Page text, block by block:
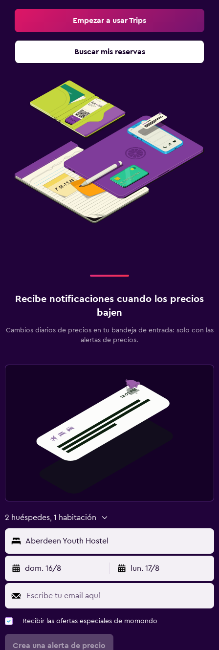
Empezar a usar Trips
Buscar mis reservas
Recibe notificaciones cuando los precios
bajen
Cambios diarios de precios en tu bandeja de entrada: solo con las
alertas de precios.
2 huéspedes, 1 habitación
Aberdeen Youth Hostel
dom. 16/8 lun. 17/8
Recibir las ofertas especiales de momondo
Crea una alerta de precio